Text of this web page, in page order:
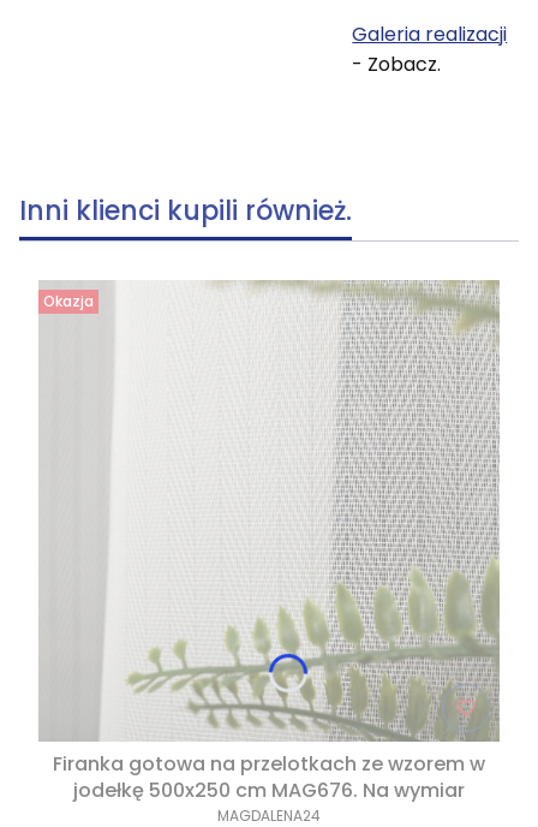
Galeria realizacji
- Zobacz.
Inni klienci kupili również.
Okazja
Firanka gotowa na przelotkach ze wzorem w
jodełkę 500x250 cm MAG676. Na wymiar
MAGDALENA24